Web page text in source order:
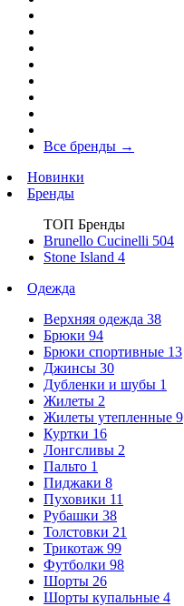
Все бренды →
Новинки
Бренды
ТОП Бренды
Brunello Cucinelli 504
Stone Island 4
Одежда
Верхняя одежда 38
Брюки 94
Брюки спортивные 13
Джинсы 30
Дубленки и шубы 1
Жилеты 2
Жилеты утепленные 9
Куртки 16
Лонгсливы 2
Пальто 1
Пиджаки 8
Пуховики 11
Рубашки 38
Толстовки 21
Трикотаж 99
Футболки 98
Шорты 26
Шорты купальные 4